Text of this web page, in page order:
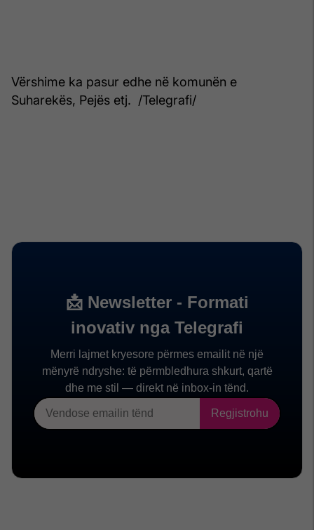
Vërshime ka pasur edhe në komunën e
Suharekës, Pejës etj. /Telegrafi/